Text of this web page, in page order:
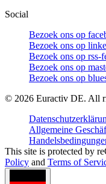
Social
Bezoek ons op
Bezoek ons op
Bezoek ons op rss-
Bezoek ons op
Bezoek ons op
© 2026 Euractiv DE. All
Allgemeine
This site is protected by
Policy and Terms of